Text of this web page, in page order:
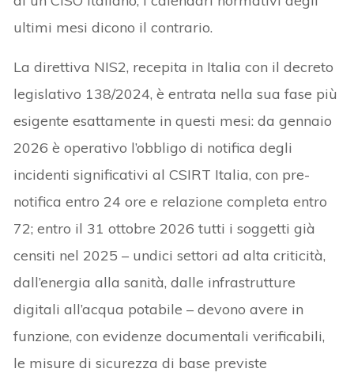
ultimi mesi dicono il contrario.
La direttiva NIS2, recepita in Italia con il decreto
legislativo 138/2024, è entrata nella sua fase più
esigente esattamente in questi mesi: da gennaio
2026 è operativo l’obbligo di notifica degli
incidenti significativi al CSIRT Italia, con pre-
notifica entro 24 ore e relazione completa entro
72; entro il 31 ottobre 2026 tutti i soggetti già
censiti nel 2025 – undici settori ad alta criticità,
dall’energia alla sanità, dalle infrastrutture
digitali all’acqua potabile – devono avere in
funzione, con evidenze documentali verificabili,
le misure di sicurezza di base previste